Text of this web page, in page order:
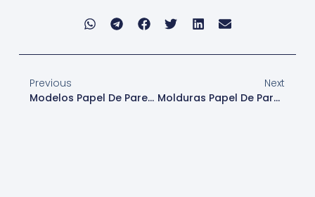
Previous
Modelos Papel De Parede
Next
Molduras Papel De Parede